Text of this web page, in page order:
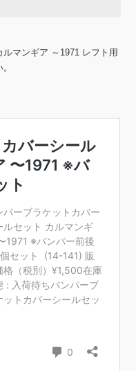
マンギア ～1971 レフト用